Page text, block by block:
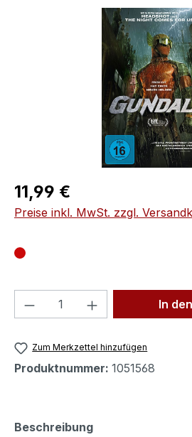
Bildergalerie überspringen
Regulärer Preis:
11,99 €
Preise inkl. MwSt. zzgl.
Produkt Anzahl: Gib
In
Zum Merkzettel hinzufügen
Produktnummer: 1051568
Beschreibung